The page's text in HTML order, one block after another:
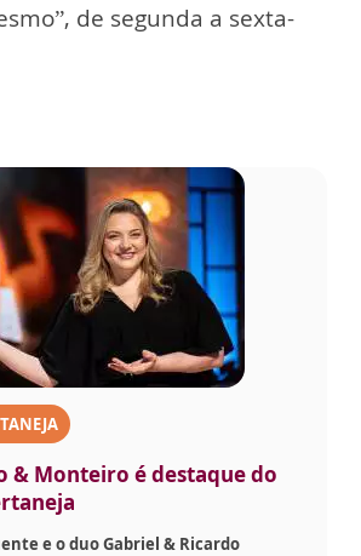
de segunda a sexta-
& Monteiro é destaque do
e o duo Gabriel & Ricardo